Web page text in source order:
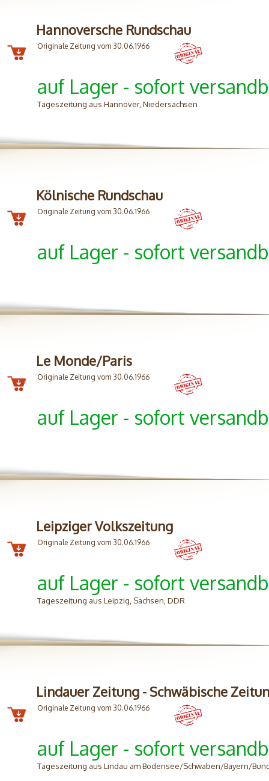
Hannoversche Rundschau
Originale Zeitung vom 30.06.1966
auf Lager - sofort
Tageszeitung aus Hannover, Niedersachsen
Kölnische Rundschau
Originale Zeitung vom 30.06.1966
auf Lager - sofort
Le Monde/Paris
Originale Zeitung vom 30.06.1966
auf Lager - sofort
Leipziger Volkszeitung
Originale Zeitung vom 30.06.1966
auf Lager - sofort
Tageszeitung aus Leipzig, Sachsen, DDR
Lindauer Zeitung - Schwäbische
Originale Zeitung vom 30.06.1966
auf Lager - sofort
Tageszeitung aus Lindau am Bodensee/Schwaben/Bayern/